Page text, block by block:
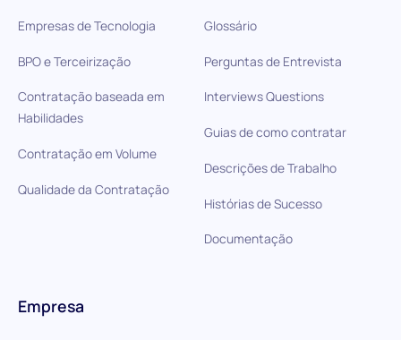
Empresas de Tecnologia
BPO e Terceirização
Contratação baseada em
Habilidades
Contratação em Volume
Qualidade da Contratação
Glossário
Perguntas de Entrevista
Interviews Questions
Guias de como contratar
Descrições de Trabalho
Histórias de Sucesso
Documentação
Empresa